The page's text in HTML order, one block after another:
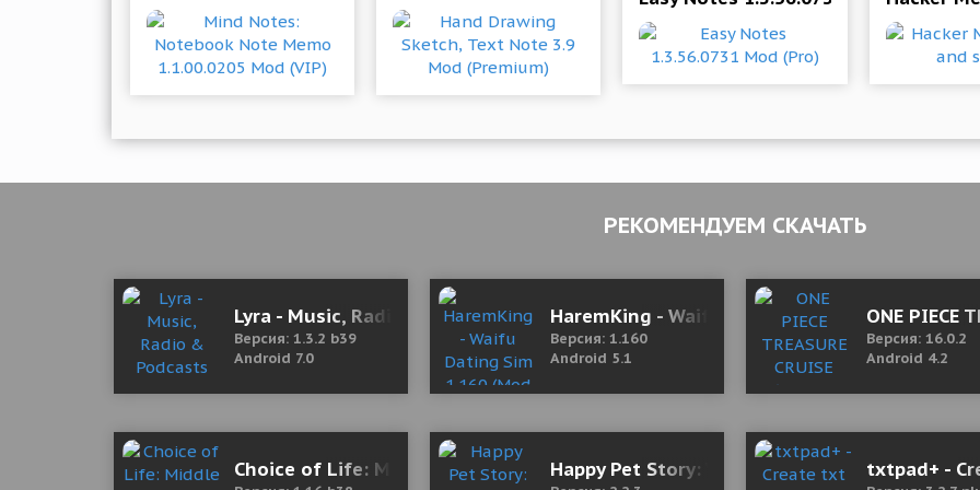
РЕКОМЕНДУЕМ СКАЧАТЬ
Lyra - Music, Radio & Podcasts 1.3.2 b39 Mod (Premium)
Версия: 1.3.2 b39
Android 7.0
HaremKing - Waifu Dating Sim 1.160 (Mod
Версия: 1.160
Android 5.1
ONE PIECE
Версия: 16.0.2
Android 4.2
Choice of Life: Middle Ages 1.16 b38 Мод (полная версия)
Happy Pet Story: Virtual Pet Sim txtpad+ -